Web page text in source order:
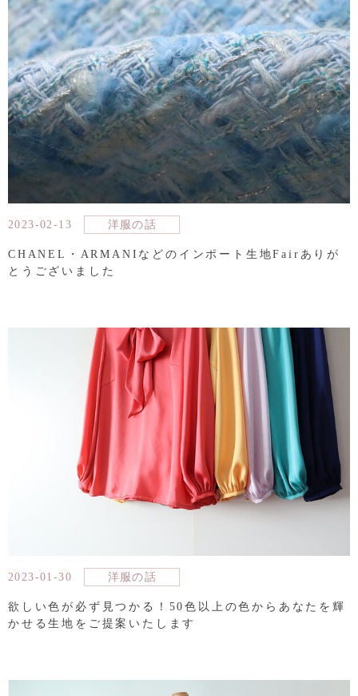
2023-02-13 洋服の話
CHANEL・ARMANIなどのインポート生地Fairありが
とうございました
2023-01-30 洋服の話
欲しい色が必ず見つかる！50色以上の色からあなたを輝
かせる生地をご提案いたします